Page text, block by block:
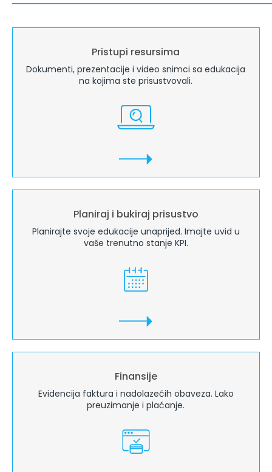
Pristupi resursima
Dokumenti, prezentacije i video snimci sa edukacija
na kojima ste prisustvovali.
Planiraj i bukiraj prisustvo
Planirajte svoje edukacije unaprijed. Imajte uvid u
vaše trenutno stanje KPI.
Finansije
Evidencija faktura i nadolazećih obaveza. Lako
preuzimanje i plaćanje.